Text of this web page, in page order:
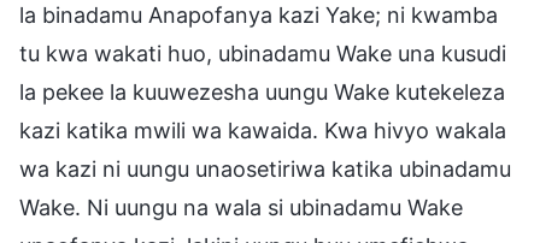
la binadamu Anapofanya kazi Yake; ni kwamba
tu kwa wakati huo, ubinadamu Wake una kusudi
la pekee la kuuwezesha uungu Wake kutekeleza
kazi katika mwili wa kawaida. Kwa hivyo wakala
wa kazi ni uungu unaosetiriwa katika ubinadamu
Wake. Ni uungu na wala si ubinadamu Wake